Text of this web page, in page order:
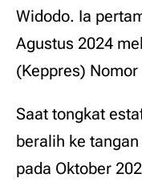
Widodo. Ia
Agustus 2024
(Keppres) Nomor
Saat tongkat
beralih ke
pada Oktober